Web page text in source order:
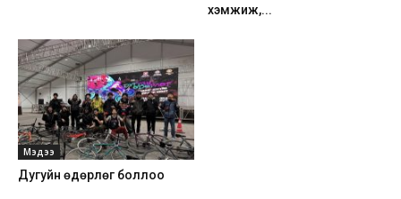
хэмжиж,...
Мэдээ
Дугуйн өдөрлөг боллоо